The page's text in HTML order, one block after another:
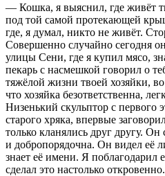
— Кошка, я выяснил, где живёт
под той самой протекающей
где, я думал, никто не живёт.
Совершенно случайно сегодня
улицы Сени, где я купил мясо,
пекарь с насмешкой говорил о
тяжёлой жизни твоей хозяйки,
что хозяйка безответственна,
Низенький скульптор с первого
старого хряка, впервые
только кланялись друг другу. Он
и добропорядочна. Он видел её
знает её имени. Я поблагодарил
сделал это настолько откровенно.